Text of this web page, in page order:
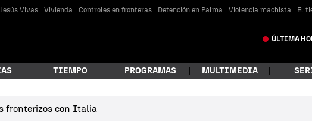
Vivas Vivienda Controles en fronteras Detención en Palma Violencia machista El
ÚLTIMA
TIEMPO PROGRAMAS MULTIMEDIA
fronterizos con Italia